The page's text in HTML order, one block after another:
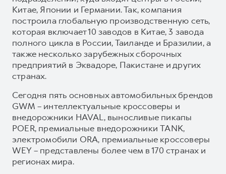
Китае, Японии и Германии. Так, компания
построила глобальную производственную сеть,
которая включает 10 заводов в Китае, 3 завода
полного цикла в России, Таиланде и Бразилии, а
также несколько зарубежных сборочных
предприятий в Эквадоре, Пакистане и других
странах.
Сегодня пять основных автомобильных брендов
GWM – интеллектуальные кроссоверы и
внедорожники HAVAL, выносливые пикапы
POER, премиальные внедорожники TANK,
электромобили ORA, премиальные кроссоверы
WEY – представлены более чем в 170 странах и
регионах мира.